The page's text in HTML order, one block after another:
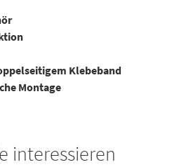
Klebeband
Montage
interessieren